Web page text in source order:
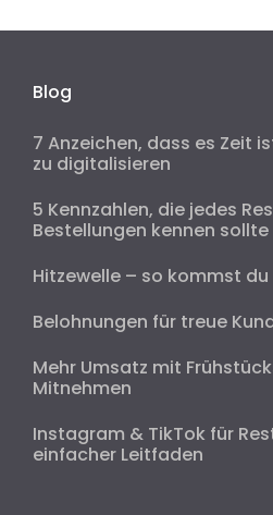
Blog
7 Anzeichen, dass es Zeit
zu digitalisieren
5 Kennzahlen, die jedes
Bestellungen kennen sollte
Hitzewelle – so kommst
Belohnungen für treue
Mehr Umsatz mit
Mitnehmen
Instagram & TikTok für
einfacher Leitfaden